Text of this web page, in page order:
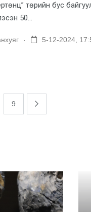
төрийн бус
50...
5-12-2024,
9